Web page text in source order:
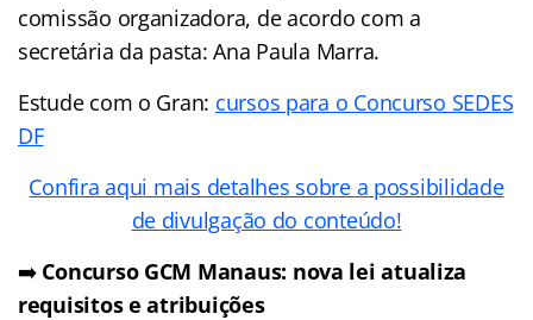
comissão organizadora, de acordo com a
secretária da pasta: Ana Paula Marra.
Estude com o Gran: cursos para o Concurso SEDES
DF
Confira aqui mais detalhes sobre a possibilidade
de divulgação do conteúdo!
➡️ Concurso GCM Manaus: nova lei atualiza
requisitos e atribuições